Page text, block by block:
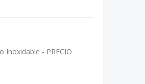
Inoxidable - PRECIO